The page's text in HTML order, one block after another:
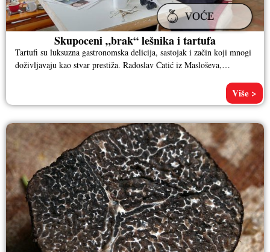
Skupoceni „brak“ lešnika i tartufa
Tartufi su luksuzna gastronomska delicija, sastojak i začin koji mnogi
doživljavaju kao stvar prestiža. Radoslav Ćatić iz Masloševa,
Više >